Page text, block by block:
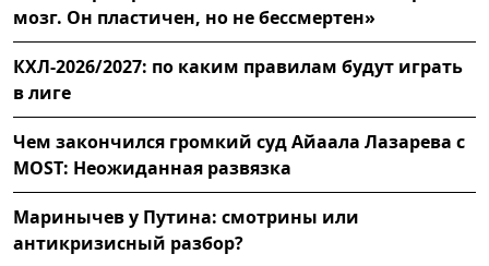
мозг. Он пластичен, но не бессмертен»
КХЛ-2026/2027: по каким правилам будут играть
в лиге
Чем закончился громкий суд Айаала Лазарева с
MOST: Неожиданная развязка
Маринычев у Путина: смотрины или
антикризисный разбор?